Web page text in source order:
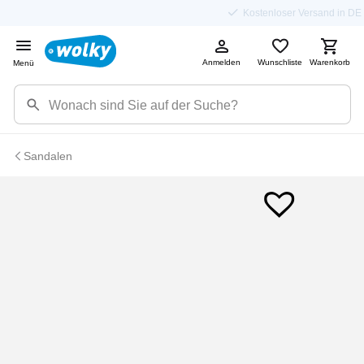
Kostenloser Versand in DE
Menü Anmelden Wunschliste Warenkorb
Sandalen